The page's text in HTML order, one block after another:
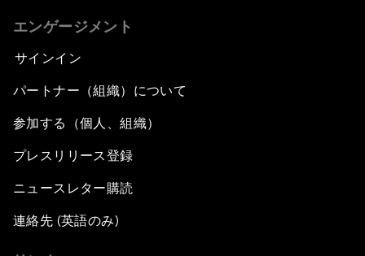
エンゲージメント
サインイン
パートナー（組織）について
参加する（個人、組織）
プレスリリース登録
ニュースレター購読
連絡先 (英語のみ)